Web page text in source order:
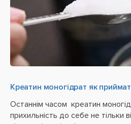
Креатин моногідрат як
Останнім часом креатин моногідрат викликає
прихильність до себе не тільки